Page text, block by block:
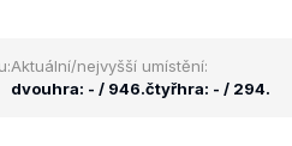
Aktuální/nejvyšší umístění:
dvouhra: - / 946.čtyřhra: - / 294.